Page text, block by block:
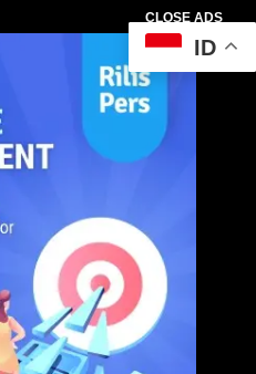
CLOSE ADS
ID